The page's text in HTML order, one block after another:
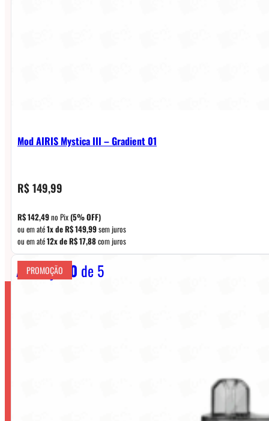
Mod AIRIS Mystica III – Gradient 01
R$149,99
R$142,49no Pix(5% OFF)
ou em até1x deR$149,99sem juros
ou em até12x deR$17,88com juros
Avaliação 0 de 5
PROMOÇÃO